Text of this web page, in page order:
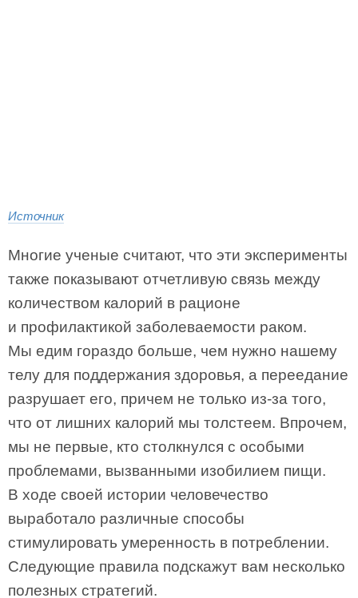
Источник
Многие ученые считают, что эти эксперименты
также показывают отчетливую связь между
количеством калорий в рационе
и профилактикой заболеваемости раком.
Мы едим гораздо больше, чем нужно нашему
телу для поддержания здоровья, а переедание
разрушает его, причем не только из-за того,
что от лишних калорий мы толстеем. Впрочем,
мы не первые, кто столкнулся с особыми
проблемами, вызванными изобилием пищи.
В ходе своей истории человечество
выработало различные способы
стимулировать умеренность в потреблении.
Следующие правила подскажут вам несколько
полезных стратегий.